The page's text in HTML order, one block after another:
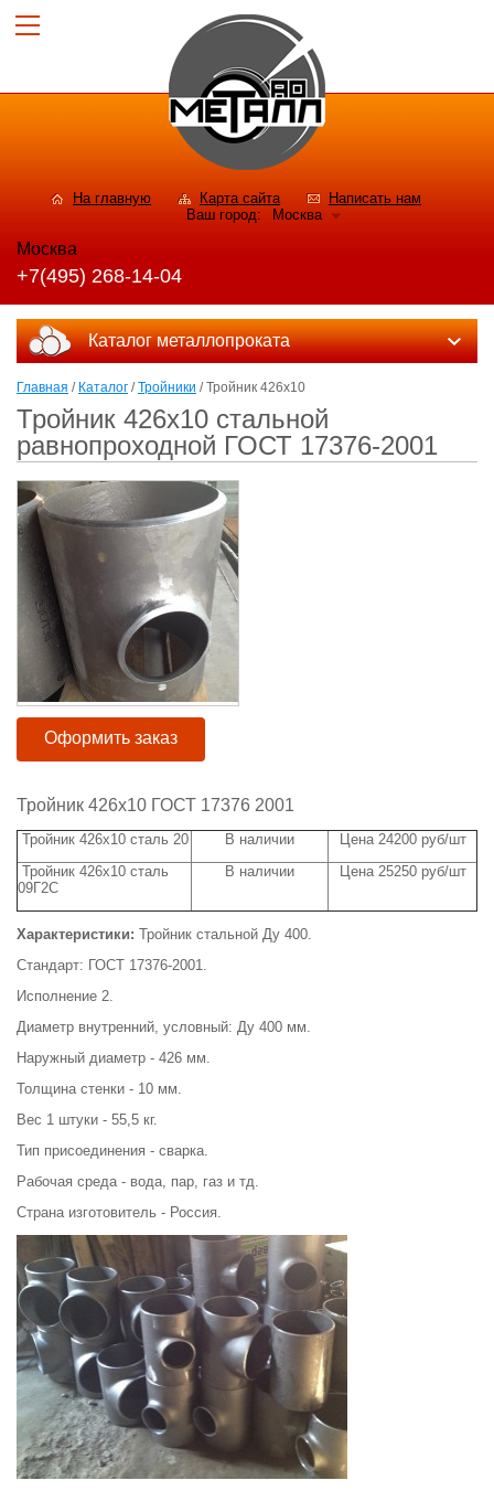
На главную Карта сайта
Написать нам
Ваш город:
Москва
Москва
+7(495) 268-14-04
Каталог металлопроката
Главная / Каталог /Тройники / Тройник 426х10
Тройник 426х10 стальной
равнопроходной ГОСТ 17376-2001
Оформить заказ
Тройник 426х10 ГОСТ 17376 2001
Тройник 426х10 сталь 20 В наличии
Цена 24200 руб/шт
Тройник 426х10 сталь
09Г2С
В наличии Цена 25250 руб/шт
Характеристики: Тройник стальной Ду 400.
Стандарт: ГОСТ 17376-2001.
Исполнение 2.
Диаметр внутренний, условный: Ду 400 мм.
Наружный диаметр - 426 мм.
Толщина стенки - 10 мм.
Вес 1 штуки - 55,5 кг.
Тип присоединения - сварка.
Рабочая среда - вода, пар, газ и тд.
Страна изготовитель - Россия.